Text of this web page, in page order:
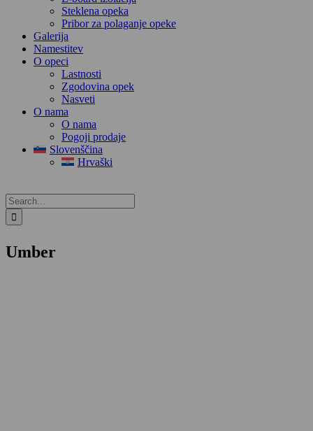
Steklena opeka
Pribor za polaganje opeke
Galerija
Namestitev
O opeci
Lastnosti
Zgodovina opek
Nasveti
O nama
O nama
Pogoji prodaje
Slovenščina
Hrvaški
Search
for:
Umber